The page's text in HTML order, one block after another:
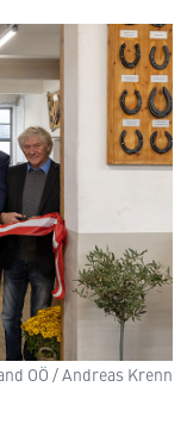
OÖ / Andreas Krenn